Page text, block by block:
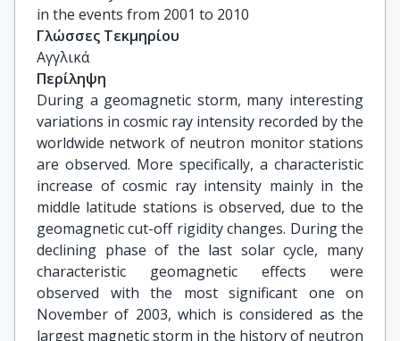
in the events from 2001 to 2010
Γλώσσες Τεκμηρίου
Αγγλικά
Περίληψη
During a geomagnetic storm, many interesting
variations in cosmic ray intensity recorded by the
worldwide network of neutron monitor stations
are observed. More specifically, a characteristic
increase of cosmic ray intensity mainly in the
middle latitude stations is observed, due to the
geomagnetic cut-off rigidity changes. During the
declining phase of the last solar cycle, many
characteristic geomagnetic effects were
observed with the most significant one on
November of 2003, which is considered as the
largest magnetic storm in the history of neutron